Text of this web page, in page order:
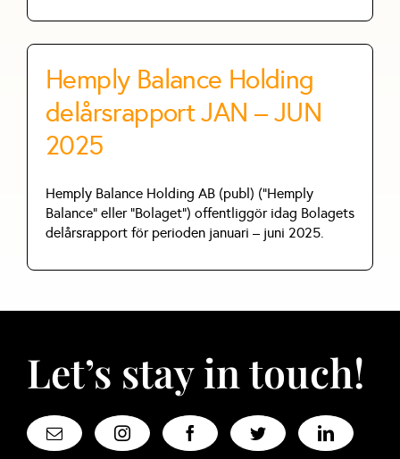
Hemply Balance Holding
delårsrapport JAN – JUN
2025
Hemply Balance Holding AB (publ) (”Hemply
Balance” eller ”Bolaget”) offentliggör idag Bolagets
delårsrapport för perioden januari – juni 2025.
Let’s stay in touch!